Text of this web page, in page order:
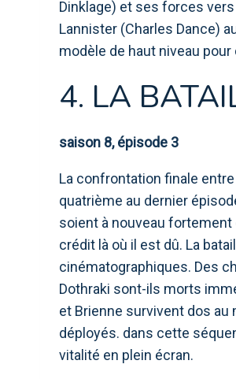
Dinklage) et ses forces
Lannister (Charles Dance)
modèle de haut niveau
4. LA
saison 8, épisode 3
La confrontation finale
quatrième au dernier
soient à nouveau fortement
crédit là où il est dû. La
cinématographiques. Des
Dothraki sont-ils morts
et Brienne survivent dos
déployés. dans cette
vitalité en plein écran.